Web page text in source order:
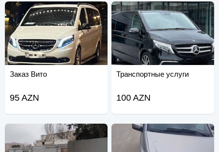
Заказ Вито
95 AZN
Транспортные услуги
100 AZN